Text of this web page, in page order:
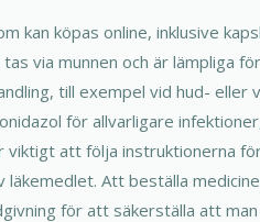
kan köpas online, inklusive
via munnen och är lämpliga
till exempel vid hud- eller
för allvarligare
att följa instruktionerna
Att beställa
för att säkerställa att